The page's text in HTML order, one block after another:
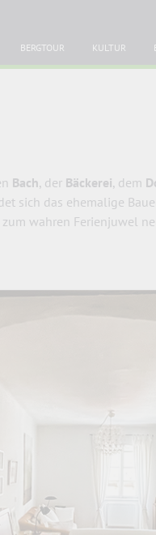
BERGTOUR KULTUR
Bach, der Bäckerei, dem
sich das ehemalige
wahren Ferienjuwel